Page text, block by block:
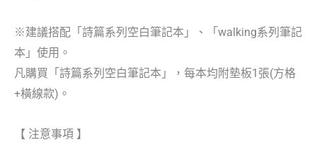
※建議搭配「詩篇系列空白筆記本」、「walking系列筆記
本」使用。
凡購買「詩篇系列空白筆記本」，每本均附墊板1張(方格
+橫線款)。
【 注意事項 】